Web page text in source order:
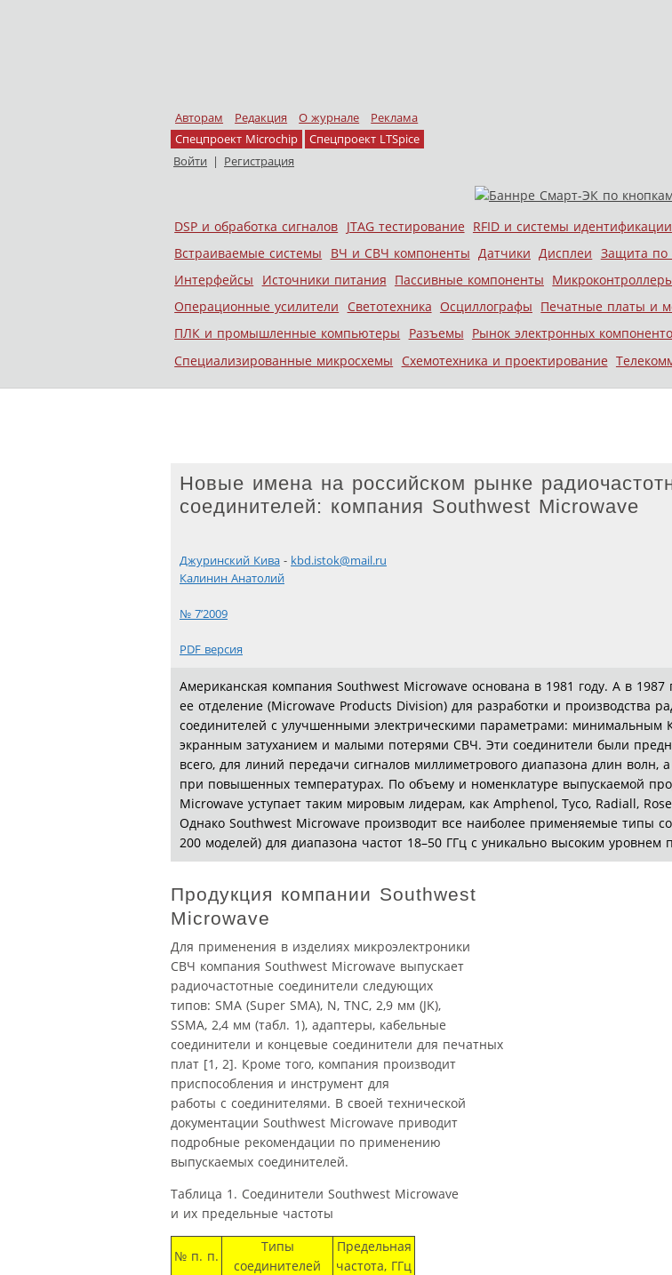
Авторам Редакция О журнале
Реклама
Спецпроект Microchip
Спецпроект LTSpice
Войти | Регистрация
Меню
Skip to content
DSP и обработка сигналов JTAG тестирование RFID и системы идентификации
Встраиваемые системы
ВЧ и СВЧ компоненты Датчики Дисплеи Защита по
Интерфейсы
Источники питания Пассивные компоненты
Операционные усилители
Светотехника Осциллографы Печатные платы и
ПЛК и промышленные компьютеры
Разъемы Рынок электронных
Специализированные микросхемы
Схемотехника и проектирование
Новые имена на российском рынке
соединителей: компания Southwest Microwave
Джуринский Кива - kbd.istok@mail.ru
Калинин Анатолий
№ 7’2009
PDF версия
Американская компания Southwest Microwave основана в 1981 году. А в 1987
ее отделение (Microwave Products Division) для разработки и производства
соединителей с улучшенными электрическими параметрами: минимальным
экранным затуханием и малыми потерями СВЧ. Эти соединители были
всего, для линий передачи сигналов миллиметрового диапазона длин волн,
при повышенных температурах. По объему и номенклатуре выпускаемой
Microwave уступает таким мировым лидерам, как Amphenol, Tyco, Radiall,
Однако Southwest Microwave производит все наиболее применяемые типы
200 моделей) для диапазона частот 18–50 ГГц с уникально высоким уровнем
Продукция компании Southwest
Microwave
Для применения в изделиях микроэлектроники
СВЧ компания Southwest Microwave выпускает
радиочастотные соединители следующих
типов: SMA (Super SMA), N, TNC, 2,9 мм (JK),
SSMA, 2,4 мм (табл. 1), адаптеры, кабельные
соединители и концевые соединители для печатных
плат [1, 2]. Кроме того, компания производит
приспособления и инструмент для
работы с соединителями. В своей технической
документации Southwest Microwave приводит
подробные рекомендации по применению
выпускаемых соединителей.
Таблица 1. Соединители Southwest Microwave
и их предельные частоты
№ п. п.
Типы
соединителей
Предельная
частота, ГГц